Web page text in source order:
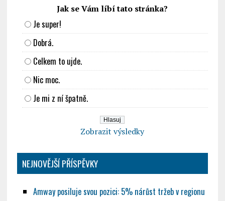
Jak se Vám líbí tato stránka?
Je super!
Dobrá.
Celkem to ujde.
Nic moc.
Je mi z ní špatně.
Zobrazit výsledky
NEJNOVĚJŠÍ PŘÍSPĚVKY
Amway posiluje svou pozici: 5% nárůst tržeb v regionu